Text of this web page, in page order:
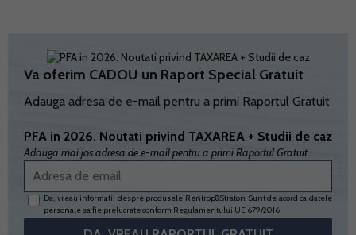
Va oferim CADOU un Raport Special Gratuit
Adauga adresa de e-mail pentru a primi Raportul Gratuit
PFA in 2026. Noutati privind TAXAREA + Studii de caz
Adauga mai jos adresa de e-mail pentru a primi Raportul Gratuit
Da, vreau informatii despre produsele Rentrop&Straton. Sunt de acord ca datele
personale sa fie prelucrate conform Regulamentului UE 679/2016